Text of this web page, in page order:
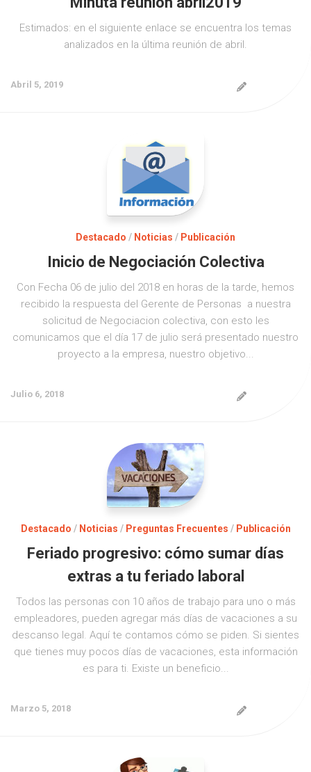
Estimados: en el siguiente enlace se encuentra los temas
analizados en la última reunión de abril.
Abril 5, 2019
Destacado / Noticias / Publicación
Inicio de Negociación Colectiva
Con Fecha 06 de julio del 2018 en horas de la tarde, hemos
recibido la respuesta del Gerente de Personas a nuestra
solicitud de Negociacion colectiva, con esto les
comunicamos que el día 17 de julio será presentado nuestro
proyecto a la empresa, nuestro objetivo...
Julio 6, 2018
Destacado / Noticias / Preguntas Frecuentes / Publicación
Feriado progresivo: cómo sumar días
extras a tu feriado laboral
Todos las personas con 10 años de trabajo para uno o más
empleadores, pueden agregar más días de vacaciones a su
descanso legal. Aquí te contamos cómo se piden. Si sientes
que tienes muy pocos días de vacaciones, esta información
es para ti. Existe un beneficio...
Marzo 5, 2018